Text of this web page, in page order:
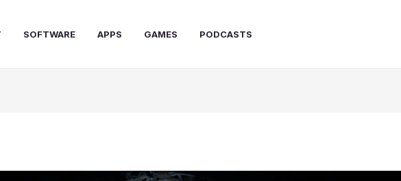
SOFTWARE APPS GAMES PODCASTS